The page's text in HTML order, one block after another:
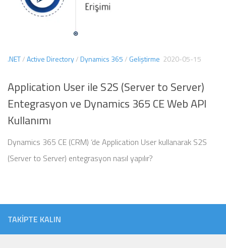
.NET/Active Directory/Dynamics 365/ Geliştirme 2020-05-15
Application User ile S2S (Server to Server)
Entegrasyon ve Dynamics 365 CE Web API
Kullanımı
Dynamics 365 CE (CRM) ‘de Application User kullanarak S2S
(Server to Server) entegrasyon nasıl yapılır?
TAKIPTE KALIN